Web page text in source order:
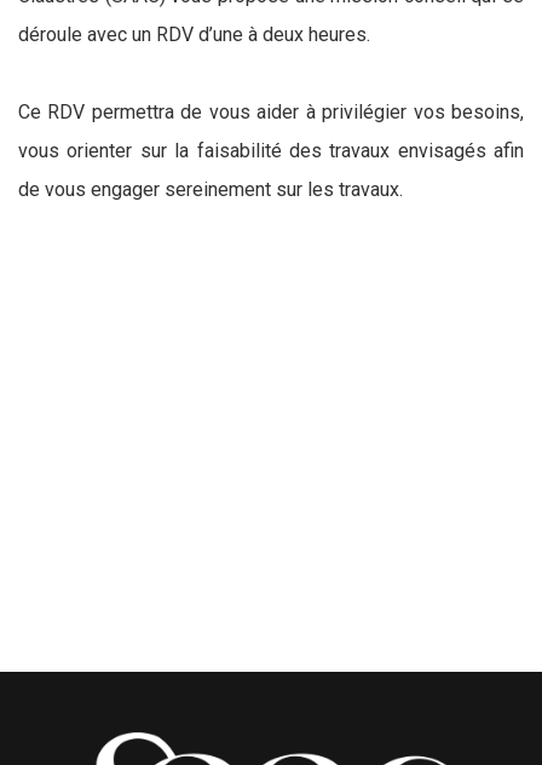
déroule avec un RDV d’une à deux heures.
Ce RDV permettra de vous aider à privilégier vos besoins,
vous orienter sur la faisabilité des travaux envisagés afin
de vous engager sereinement sur les travaux.